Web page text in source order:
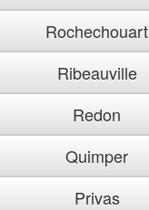
Rochechouart
Ribeauville
Redon
Quimper
Privas